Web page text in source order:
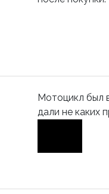
Мотоцикл был
дали не каких